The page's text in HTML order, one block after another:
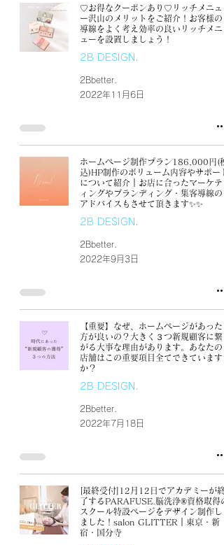
♡お得なクーポンあり♡リッチメニュ
ー沢山のメリットをご紹介！お客様の
導線をよく考え効率の良いリッチメニ
ューを設置しましょう！
2B DESIGN.
2Bbetter.
2022年11月6日
ホームページ制作プラン186,000円(税
込)HP制作のボリューム内容やサポート
について紹介｜お店に合ったマーケテ
ィングやブランディング・集客導線の
アドバイスもさせて頂きます✨✨
2B DESIGN.
2Bbetter.
2022年9月3日
【重要】なぜ、ホームページがあった
方が良いの？大きく３つ新規顧客に繋
がる大事な理由があります。あなたの
店舗はこの重要項目全てできています
か？
2B DESIGN.
2Bbetter.
2022年7月18日
[最終受付]12月12日でアカデミーが終
了するPARAFUSE.脳洗浄®︎資格取得の
スクール特設ページをデザイン制作し
ました！salon GLITTER｜東京・新
宿・国分寺